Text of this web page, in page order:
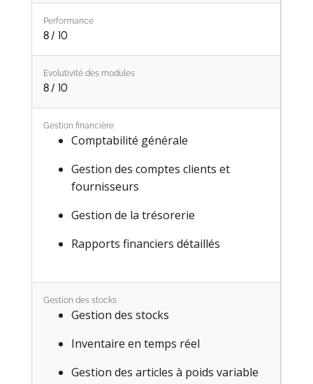
Performance
8 / 10
Evolutivité des modules
8 / 10
Gestion financière
Comptabilité générale​
Gestion des comptes clients et
fournisseurs​
Gestion de la trésorerie​
Rapports financiers détaillés
Gestion des stocks
Gestion des stocks​
Inventaire en temps réel​
Gestion des articles à poids variable